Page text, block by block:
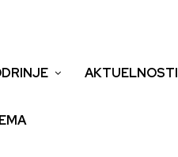
AKTUELNOSTI